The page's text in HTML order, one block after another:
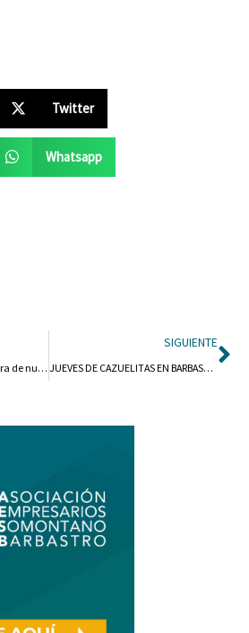
Twitter
Whatsapp
Prueba los platos de cuchara de nuestra hostelería
SIGUIENTE
JUEVES DE CAZUELITAS EN BARBASTRO